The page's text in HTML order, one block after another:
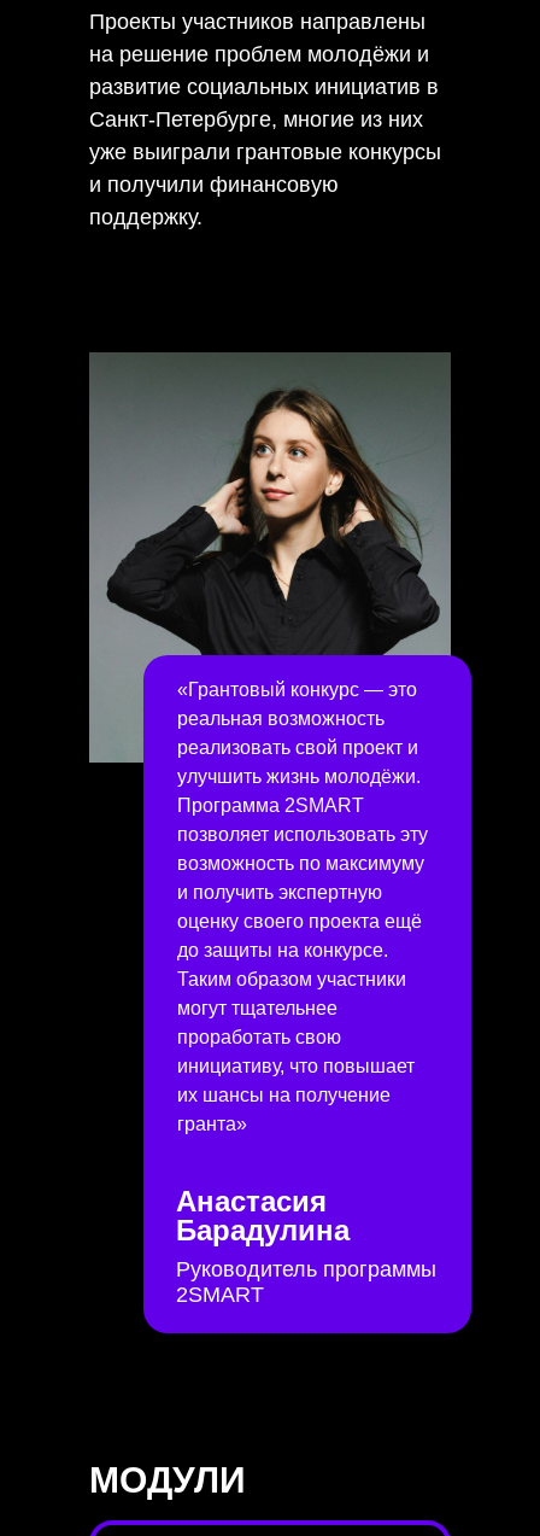
Проекты участников направлены
на решение проблем молодёжи и
развитие социальных инициатив в
Санкт-Петербурге, многие из них
уже выиграли грантовые конкурсы
и получили финансовую
поддержку.
«Грантовый конкурс — это
реальная возможность
реализовать свой проект и
улучшить жизнь молодёжи.
Программа 2SMART
позволяет использовать эту
возможность по максимуму
и получить экспертную
оценку своего проекта ещё
до защиты на конкурсе.
Таким образом участники
могут тщательнее
проработать свою
инициативу, что повышает
их шансы на получение
гранта»
Анастасия
Барадулина
Руководитель программы
2SMART
МОДУЛИ